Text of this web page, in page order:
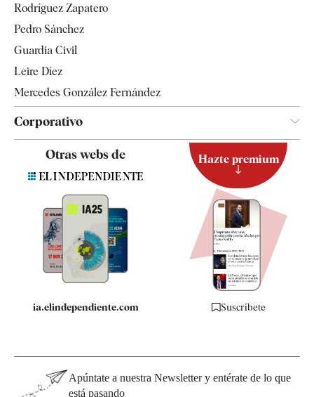
Televisión
Rodríguez Zapatero
Pedro Sánchez
Guardia Civil
Leire Díez
Mercedes González Fernández
Corporativo
Quiénes somos
Especificaciones
Otras webs de
ia.elindependiente.com
Hazte premium
Suscríbete
Apúntate a nuestra Newsletter y entérate de lo que
está pasando